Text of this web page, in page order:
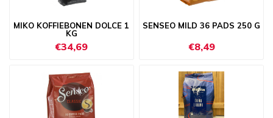
MIKO KOFFIEBONEN DOLCE 1
KG
€34,69
SENSEO MILD 36 PADS 250 G
€8,49